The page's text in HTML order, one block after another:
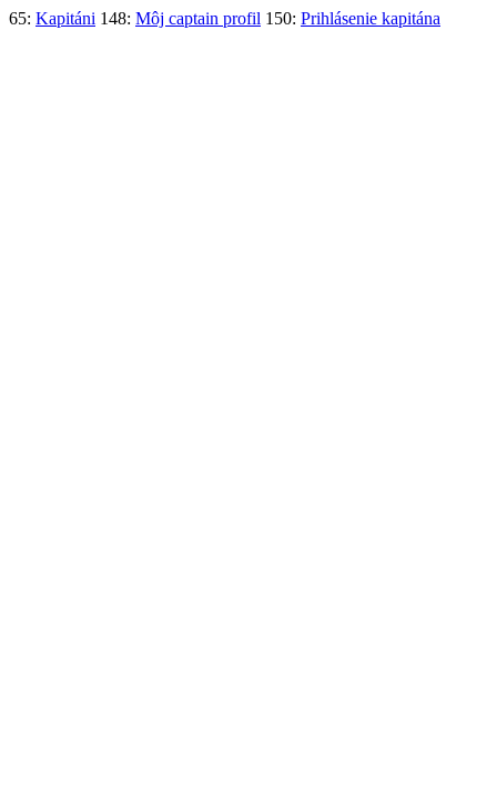
65: Kapitáni 148: Môj captain profil 150: Prihlásenie kapitána